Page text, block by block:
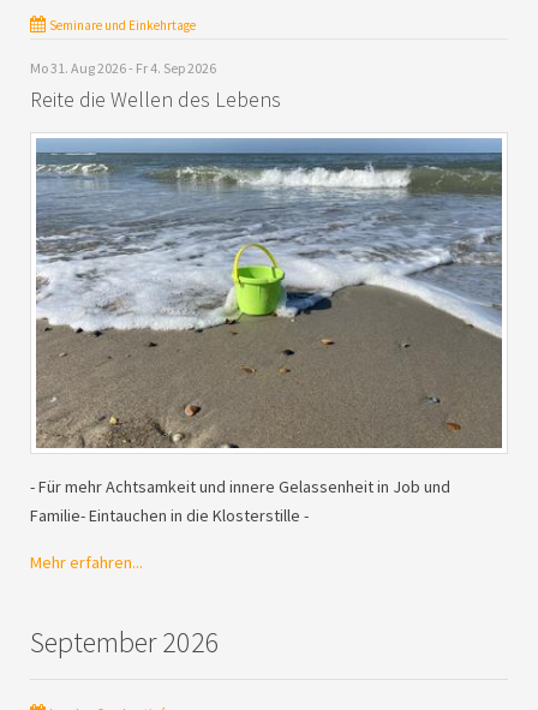
Seminare und Einkehrtage
Mo 31. Aug 2026 - Fr 4. Sep 2026
Reite die Wellen des Lebens
- Für mehr Achtsamkeit und innere Gelassenheit in Job und
Familie- Eintauchen in die Klosterstille -
Mehr erfahren...
September 2026